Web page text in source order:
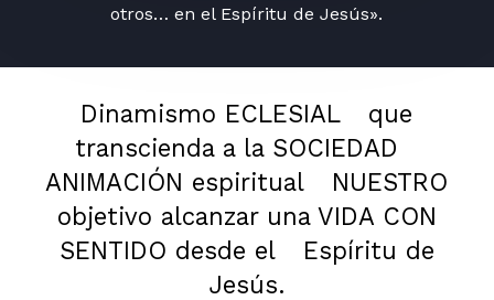
otros… en el Espíritu de Jesús».
Dinamismo ECLESIAL
que
transcienda a la SOCIEDAD
ANIMACIÓN espiritual
NUESTRO
objetivo alcanzar una VIDA CON
SENTIDO desde el
Espíritu de
Jesús.